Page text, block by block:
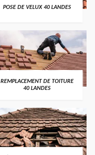
POSE DE VELUX 40 LANDES
REMPLACEMENT DE TOITURE
40 LANDES